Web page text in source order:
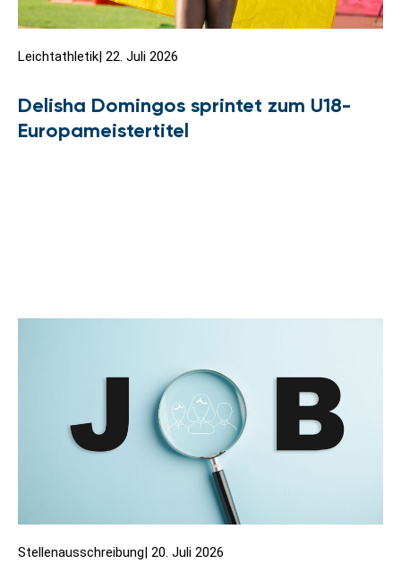
Leichtathletik| 22. Juli 2026
Delisha Domingos sprintet zum U18-
Europameistertitel
Stellenausschreibung| 20. Juli 2026